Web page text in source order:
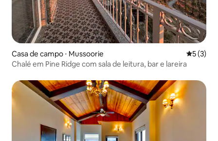
Casa de campo ⋅ Mussoorie 5 de
5 (3)
Chalé em Pine Ridge com sala de leitura, bar e lareira